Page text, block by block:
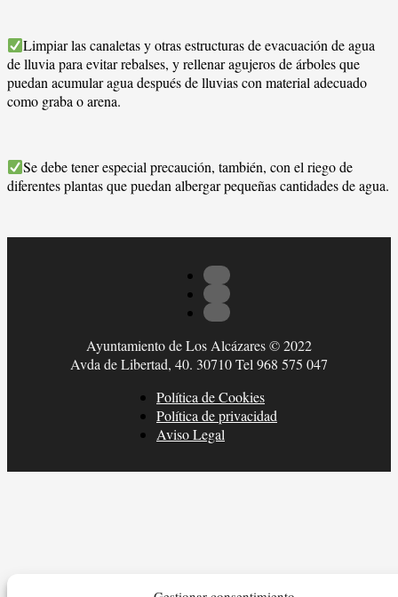
Limpiar las canaletas y otras estructuras de evacuación de agua
de lluvia para evitar rebalses, y rellenar agujeros de árboles que
puedan acumular agua después de lluvias con material adecuado
como graba o arena.
Se debe tener especial precaución, también, con el riego de
diferentes plantas que puedan albergar pequeñas cantidades de agua.
Ayuntamiento de Los Alcázares © 2022
Avda de Libertad, 40. 30710 Tel 968 575 047
Política de Cookies
Política de privacidad
Aviso Legal